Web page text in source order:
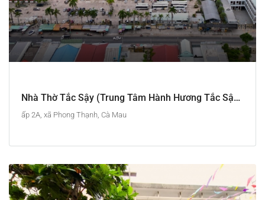
Nhà Thờ Tắc Sậy (Trung Tâm Hành Hương Tắc Sậy – Cha Phanxicô Xaviê Trương Bửu Diệp)
ấp 2A, xã Phong Thạnh, Cà Mau